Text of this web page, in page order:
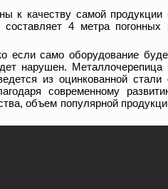
к качеству самой продукции
составляет 4 метра погонных
если само оборудование
нарушен. Металлочерепица
из оцинкованной стали
современному
объем популярной